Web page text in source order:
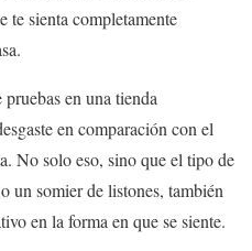
te sienta completamente
en una tienda
en comparación con el
No solo eso, sino que el tipo de
un somier de listones, también
en la forma en que se siente.